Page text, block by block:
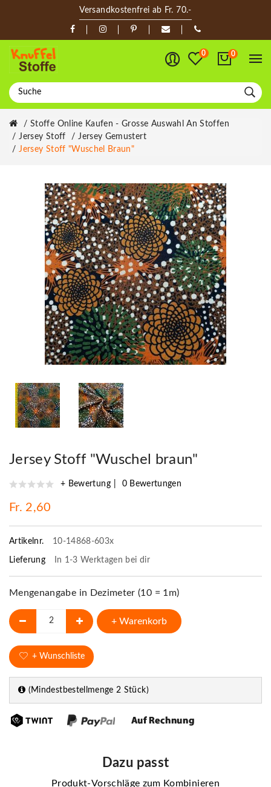
Versandkostenfrei ab Fr. 70.-
0 0
Stoffe Online Kaufen - Grosse Auswahl An Stoffen
Jersey Stoff
Jersey Gemustert
Jersey Stoff "Wuschel Braun"
Jersey Stoff "Wuschel braun"
+ Bewertung 0 Bewertungen
Fr. 2,60
Artikelnr. 10-14868-603x
Lieferung In 1-3 Werktagen bei dir
Mengenangabe in Dezimeter (10 = 1m)
+ Warenkorb
+ Wunschliste
(Mindestbestellmenge 2 Stück)
Dazu passt
Produkt-Vorschläge zum Kombinieren